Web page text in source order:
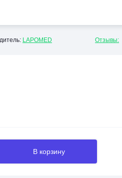
LAPOMED Отзывы:
В корзину